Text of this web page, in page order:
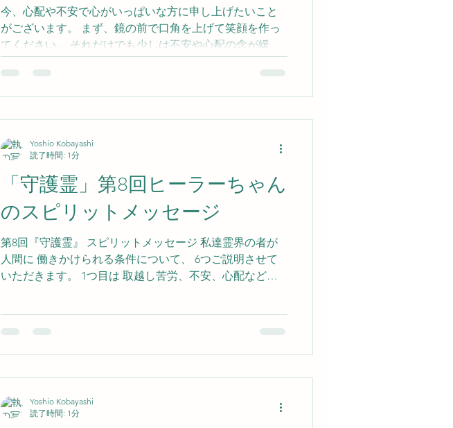
今、心配や不安で心がいっぱいな方に申し上げたいこと
がございます。 まず、鏡の前で口角を上げて笑顔を作っ
てください。 それだけでも少しは不安や心配の念が緩む
でしょう。 すぐに明るい気持ちを持てなくても、マイナ
ス感情は手放してください。 心が落ち込んでいるからと
いって、ずっと落ち込んでいたら、さらに状況が暗くな
「守護霊」第8回ヒーラーちゃん
のスピリットメッセージ
第8回『守護霊』 スピリットメッセージ 私達霊界の者が
人間に 働きかけられる条件について、 6つご説明させて
いただきます。 1つ目は 取越し苦労、不安、心配などの
時に 私達霊界の者は働きかける ことができます。 つづく
Yoshio Kobayashi
読了時間: 1分
Yoshio Kobayashi
読了時間: 1分